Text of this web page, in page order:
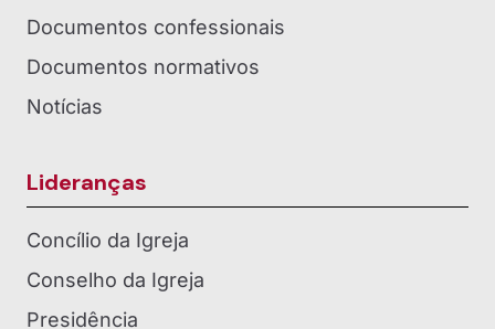
Documentos confessionais
Documentos normativos
Notícias
Lideranças
Concílio da Igreja
Conselho da Igreja
Presidência